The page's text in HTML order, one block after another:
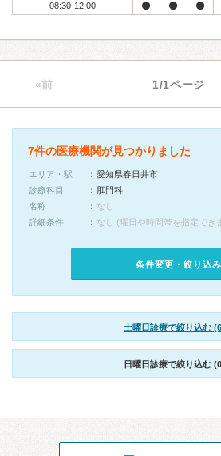
08:30-12:00
«前 1/1ページ
7件の医療機関が見つかりました
エリア・駅
愛知県春日井市
診療科目
肛門科
名称
なし
詳細条件
なし (曜日や時間帯を指定でき
条件変更・絞り込み
土曜日診療で絞り込む
日曜日診療で絞り込む